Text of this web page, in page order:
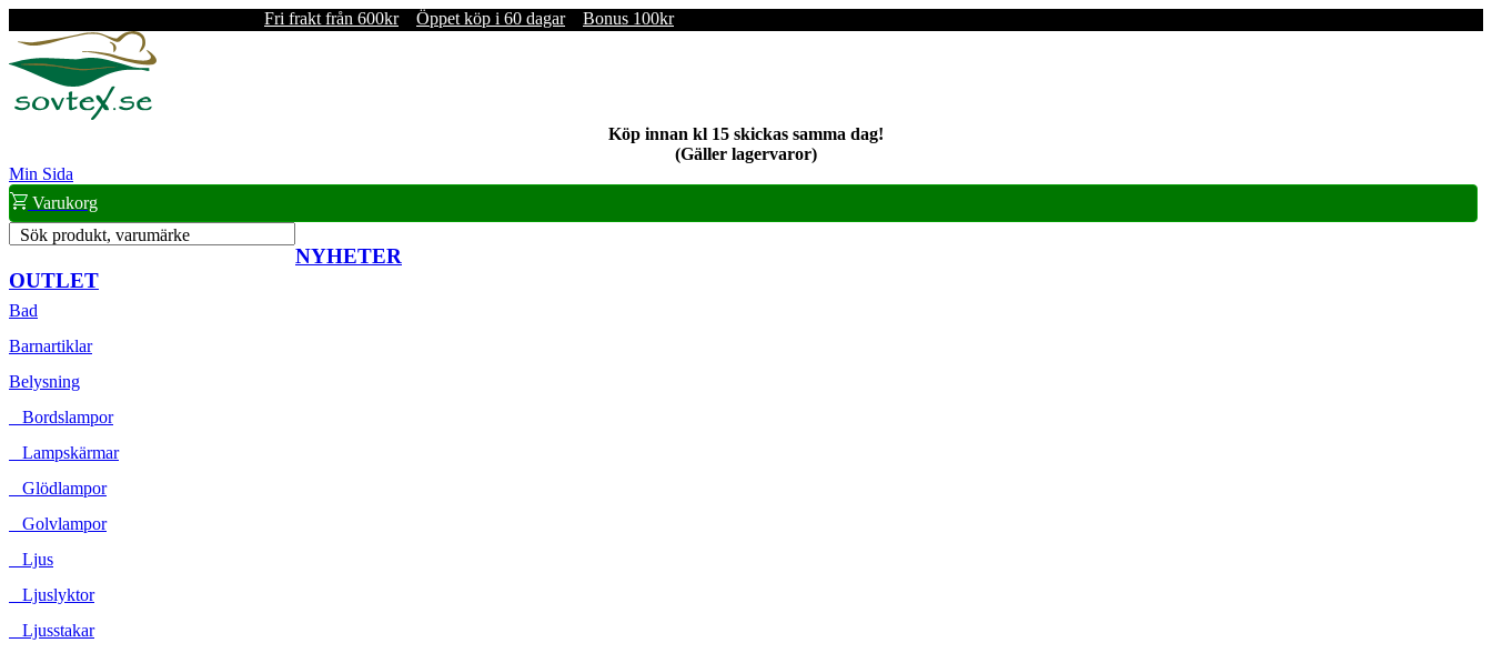
Fri frakt från 600kr Öppet köp i 60 dagar Bonus 100kr
Köp innan kl 15 skickas samma dag!
(Gäller lagervaror)
Min Sida
Varukorg
Sök produkt, varumärke
NYHETER
OUTLET
Bad
Barnartiklar
Belysning
Bordslampor
Lampskärmar
Glödlampor
Golvlampor
Ljus
Ljuslyktor
Ljusstakar